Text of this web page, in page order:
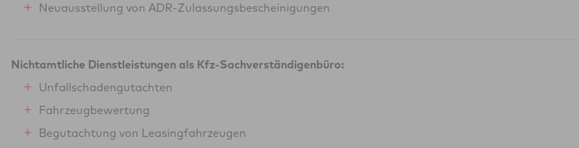
Neuausstellung von ADR-Zulassungsbescheinigungen
Nichtamtliche Dienstleistungen als Kfz-Sachverständigenbüro:
Unfallschadengutachten
Fahrzeugbewertung
Begutachtung von Leasingfahrzeugen